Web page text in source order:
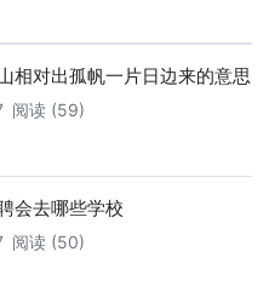
相对出孤帆一片日边来的意思
阅读 (59)
会去哪些学校
阅读 (50)